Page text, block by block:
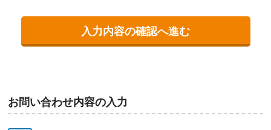
お問い合わせ内容の入力